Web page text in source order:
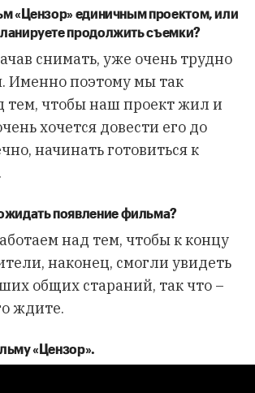
«Цензор»единичнымпроектом,или
продолжитьсъемки?
снимать, уже очень трудно
Именно поэтому мы так
тем, чтобы наш проект жил и
хочется довести его до
начинать готовиться к
появлениефильма?
над тем, чтобы к концу
наконец, смогли увидеть
общих стараний, так что –
ждите.
«Цензор».